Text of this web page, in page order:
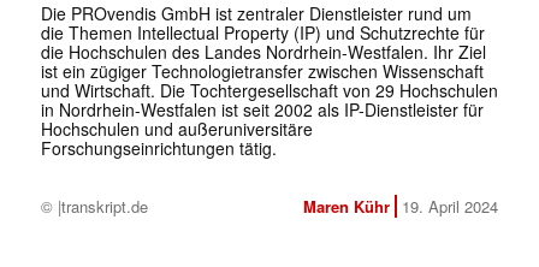
Die PROvendis GmbH ist zentraler Dienstleister rund um
die Themen Intellectual Property (IP) und Schutzrechte für
die Hochschulen des Landes Nordrhein-Westfalen. Ihr Ziel
ist ein zügiger Technologietransfer zwischen Wissenschaft
und Wirtschaft. Die Tochtergesellschaft von 29 Hochschulen
in Nordrhein-Westfalen ist seit 2002 als IP-Dienstleister für
Hochschulen und außeruniversitäre
Forschungseinrichtungen tätig.
© |transkript.de Maren Kühr 19. April 2024